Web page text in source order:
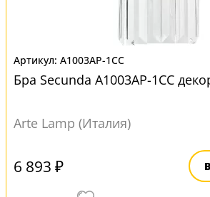
A1003AP-1CC
Бра Secunda A1003AP-1CC
Arte Lamp (Италия)
6 893 ₽